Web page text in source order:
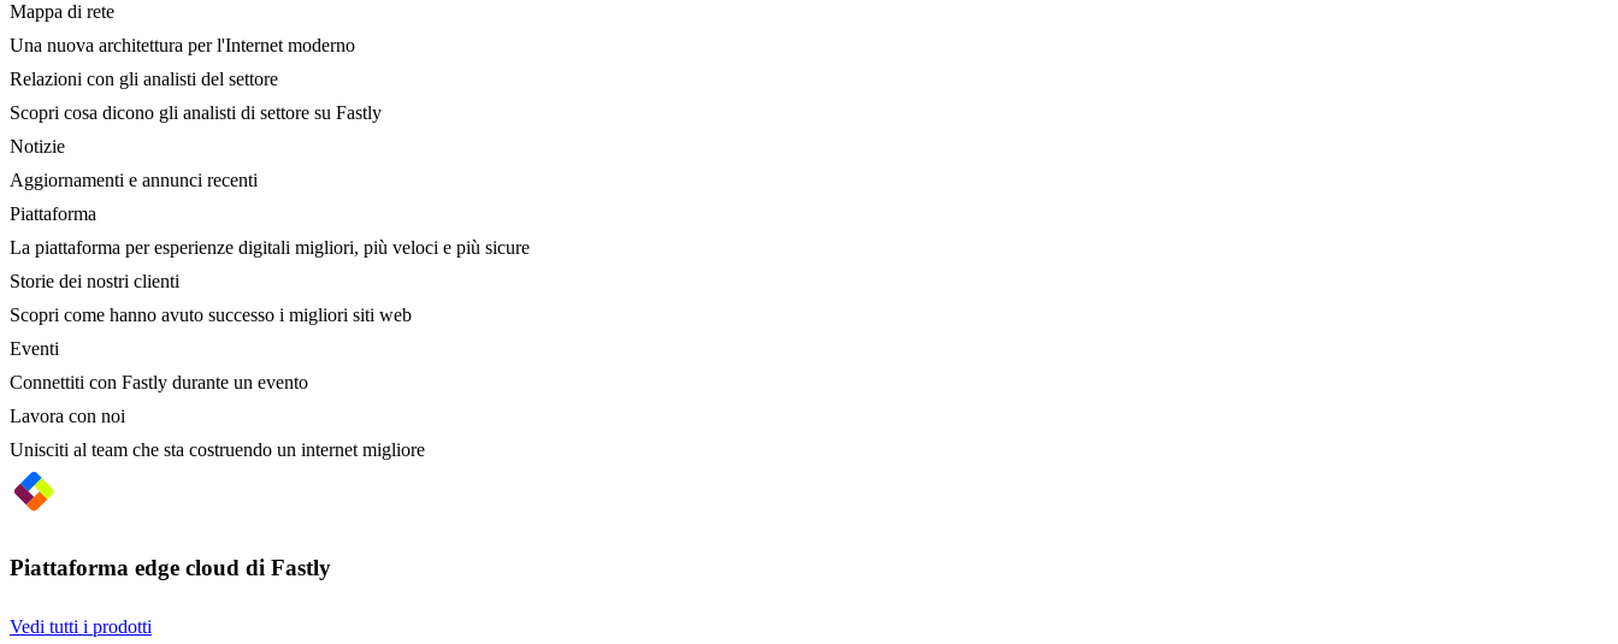
Mappa di rete
Una nuova architettura per l'Internet moderno
Relazioni con gli analisti del settore
Scopri cosa dicono gli analisti di settore su Fastly
Notizie
Aggiornamenti e annunci recenti
Piattaforma
La piattaforma per esperienze digitali migliori, più veloci e più sicure
Storie dei nostri clienti
Scopri come hanno avuto successo i migliori siti web
Eventi
Connettiti con Fastly durante un evento
Lavora con noi
Unisciti al team che sta costruendo un internet migliore
Piattaforma edge cloud di Fastly
Vedi tutti i prodotti